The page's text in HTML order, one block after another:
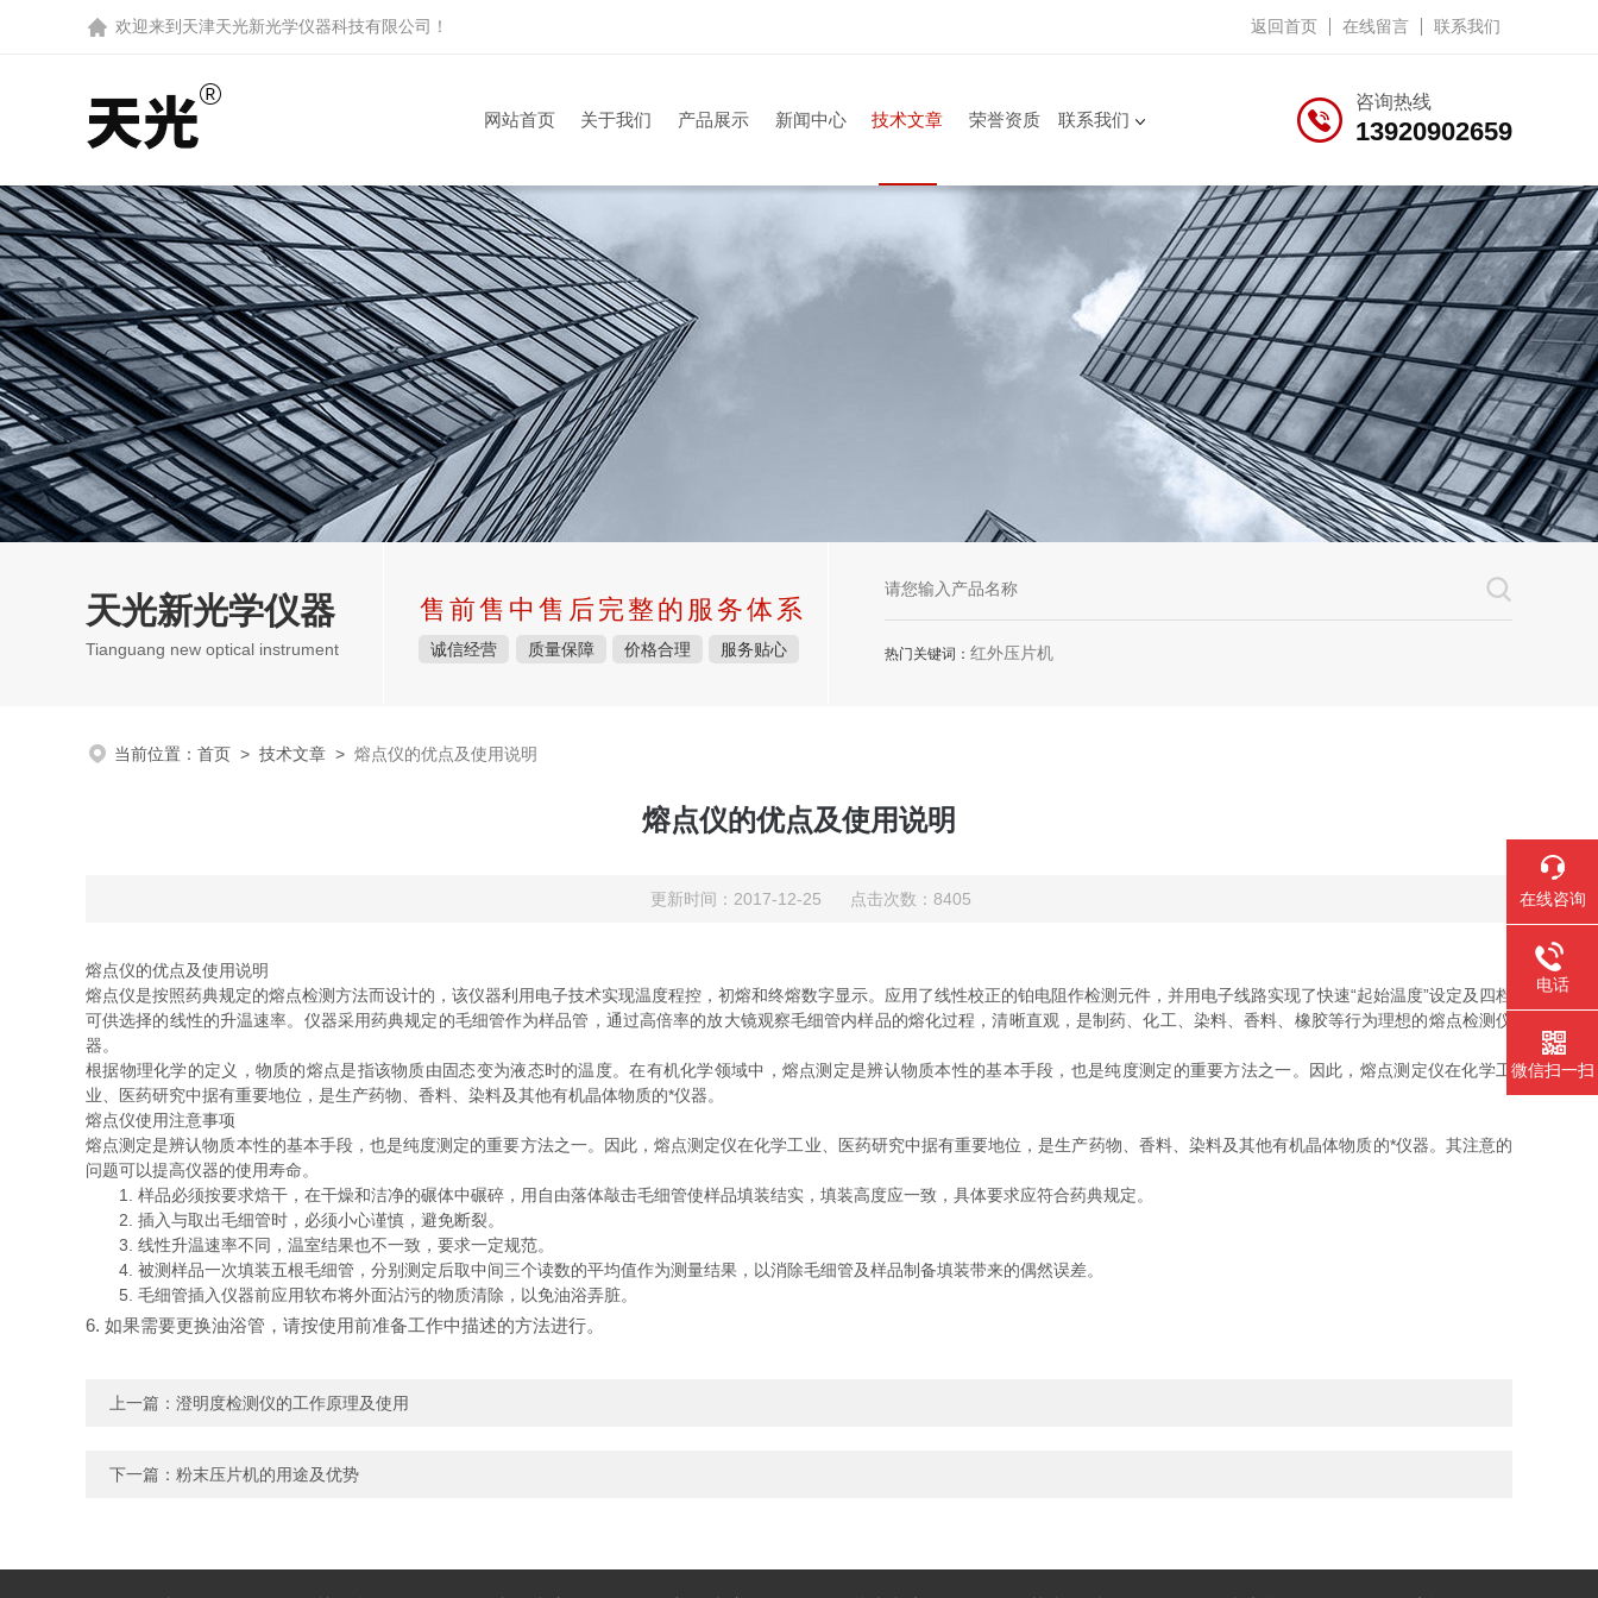
欢迎来到 天津天光新光学仪器科技有限公司 ！ 返回首页 在线留言 联系我们
咨询热线
13920902659
网站首页 关于我们 产品展示 新闻中心 技术文章 荣誉资质 联系我们
天光新光学仪器
Tianguang new optical instrument
售前售中售后完整的服务体系
诚信经营 质量保障 价格合理 服务贴心 热门关键词： 红外压片机
当前位置： 首页 > 技术文章 > 熔点仪的优点及使用说明
熔点仪的优点及使用说明
更新时间：2017-12-25 点击次数：8405
熔点仪的优点及使用说明
熔点仪是按照药典规定的熔点检测方法而设计的，该仪器利用电子技术实现温度程控，初熔和终熔数字显示。应用了线性校正的铂电阻作检测元件，并用电子线路实现了快速“起始温度”设定及四档
可供选择的线性的升温速率。仪器采用药典规定的毛细管作为样品管，通过高倍率的放大镜观察毛细管内样品的熔化过程，清晰直观，是制药、化工、染料、香料、橡胶等行为理想的熔点检测仪
器。
根据物理化学的定义，物质的熔点是指该物质由固态变为液态时的温度。在有机化学领域中，熔点测定是辨认物质本性的基本手段，也是纯度测定的重要方法之一。因此，熔点测定仪在化学工
业、医药研究中据有重要地位，是生产药物、香料、染料及其他有机晶体物质的*仪器。
熔点仪使用注意事项
熔点测定是辨认物质本性的基本手段，也是纯度测定的重要方法之一。因此，熔点测定仪在化学工业、医药研究中据有重要地位，是生产药物、香料、染料及其他有机晶体物质的*仪器。其注意的
问题可以提高仪器的使用寿命。
1. 样品必须按要求焙干，在干燥和洁净的碾体中碾碎，用自由落体敲击毛细管使样品填装结实，填装高度应一致，具体要求应符合药典规定。
2. 插入与取出毛细管时，必须小心谨慎，避免断裂。
3. 线性升温速率不同，温室结果也不一致，要求一定规范。
4. 被测样品一次填装五根毛细管，分别测定后取中间三个读数的平均值作为测量结果，以消除毛细管及样品制备填装带来的偶然误差。
5. 毛细管插入仪器前应用软布将外面沾污的物质清除，以免油浴弄脏。
6. 如果需要更换油浴管，请按使用前准备工作中描述的方法进行。
上一篇： 澄明度检测仪的工作原理及使用
下一篇： 粉末压片机的用途及优势
在线咨询
电话
微信扫一扫